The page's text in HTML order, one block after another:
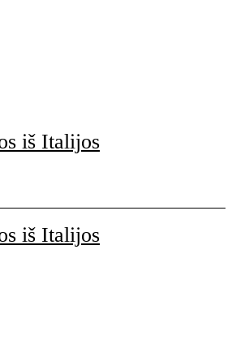
iš Italijos
iš Italijos